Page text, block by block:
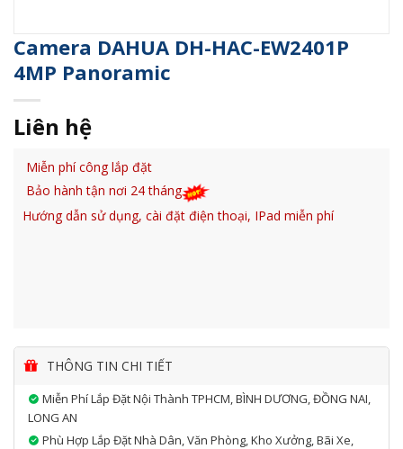
Camera DAHUA DH-HAC-EW2401P
4MP Panoramic
Liên hệ
Miễn phí công lắp đặt
Bảo hành tận nơi 24 tháng
Hướng dẫn sử dụng, cài đặt điện thoại, IPad miễn phí
THÔNG TIN CHI TIẾT
Miễn Phí Lắp Đặt Nội Thành TPHCM, BÌNH DƯƠNG, ĐỒNG NAI,
LONG AN
Phù Hợp Lắp Đặt Nhà Dân, Văn Phòng, Kho Xưởng, Bãi Xe,